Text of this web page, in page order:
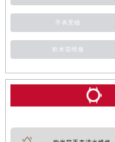
手表受磁
欧米茄维修